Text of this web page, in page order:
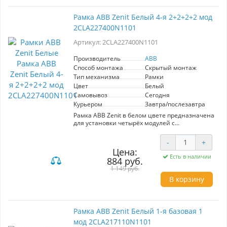
повреждениям и легко очищается от
загрязнений, что гарантирует долговечность и
сохранение эстетического вида на
протяжении времени. Выбор рамки ABB Zenit
вашего дома или офиса.
Рамка ABB Zenit Белый 4-я 2+2+2+2 мод
2CLA227400N1101
Артикул: 2CLA227400N1101
Производитель
ABB
Способ монтажа
Скрытый монтаж
Тип механизма
Рамки
Цвет
Белый
Самовывоз
Сегодня
Курьером
Завтра/послезавтра
Рамка ABB Zenit в белом цвете предназначена
для установки четырёх модулей с
2CLA227400N1101 гарантирует высокое
качество и надежность от известного
производителя ABB. Эта рамка идеально
подходит для создания стильного и
современного интерьера, благодаря
элегантному дизайну и нейтральной
расцветке. Она легко устанавливается и
обеспечивает гибкость в использовании.
Рамка устойчива к механическим
повреждениям и легко очищается от
загрязнений. Выбор этой рамки — это шаг к
Цена:
884 руб.
1 149 руб.
- +
Есть в наличии
В корзину
Рамка ABB Zenit Белый 1-я базовая 1
мод 2CLA217110N1101